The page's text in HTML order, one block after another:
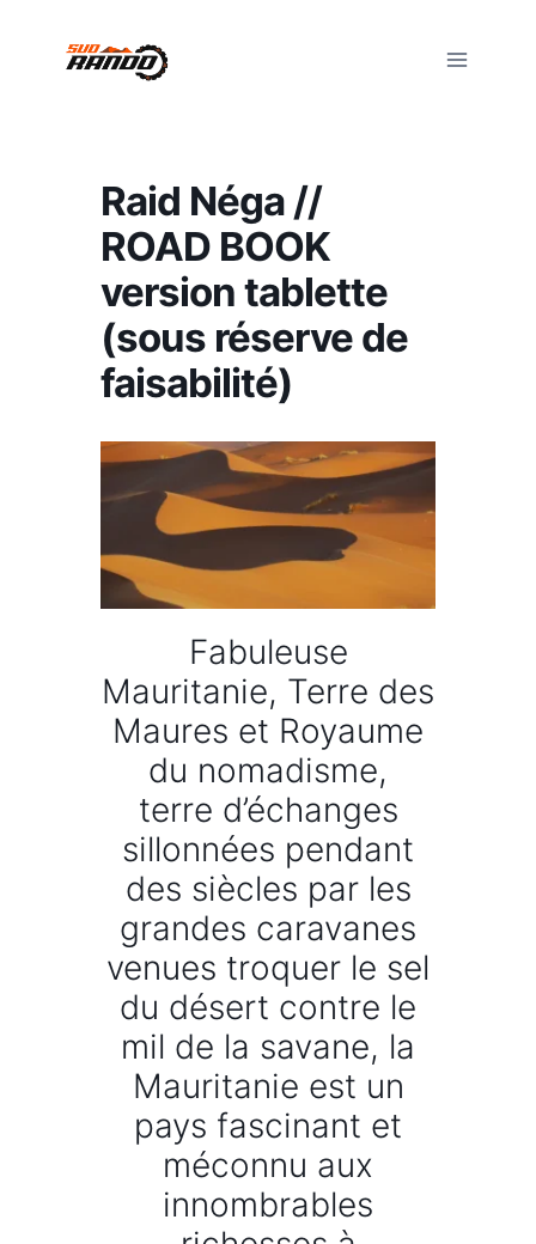
Raid Néga //
ROAD BOOK
version tablette
(sous réserve de
faisabilité)
Fabuleuse
Mauritanie, Terre des
Maures et Royaume
du nomadisme,
terre d’échanges
sillonnées pendant
des siècles par les
grandes caravanes
venues troquer le sel
du désert contre le
mil de la savane, la
Mauritanie est un
pays fascinant et
méconnu aux
innombrables